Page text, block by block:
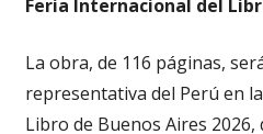
Feria Internacional del
La obra, de 116 páginas,
representativa del Perú en
Libro de Buenos Aires